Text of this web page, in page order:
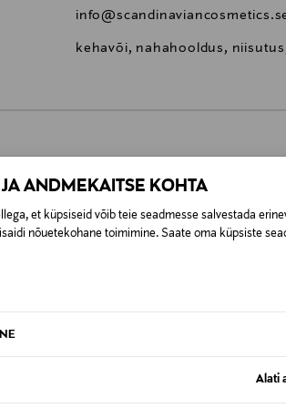
JA ANDMEKAITSE KOHTA
et küpsiseid võib teie seadmesse salvestada
nõuetekohane toimimine. Saate oma küpsiste
Alati
kehavõi, nahahooldus,
0,00 € – 4,90 €
30 päeva jooksul alates kauba
pakendis kosmeetika- ja loodustooted